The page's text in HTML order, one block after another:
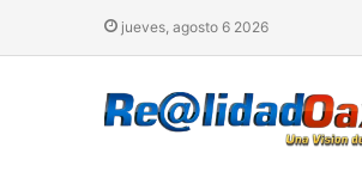
jueves, agosto 6 2026